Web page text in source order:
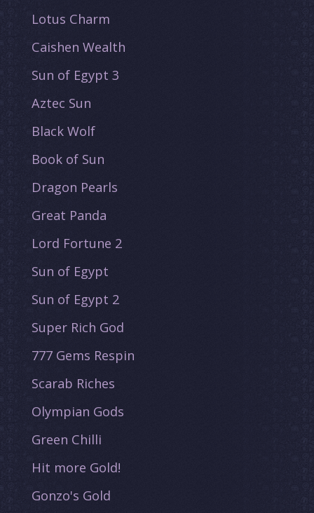
Lotus Charm
Caishen Wealth
Sun of Egypt 3
Aztec Sun
Black Wolf
Book of Sun
Dragon Pearls
Great Panda
Lord Fortune 2
Sun of Egypt
Sun of Egypt 2
Super Rich God
777 Gems Respin
Scarab Riches
Olympian Gods
Green Chilli
Hit more Gold!
Gonzo's Gold